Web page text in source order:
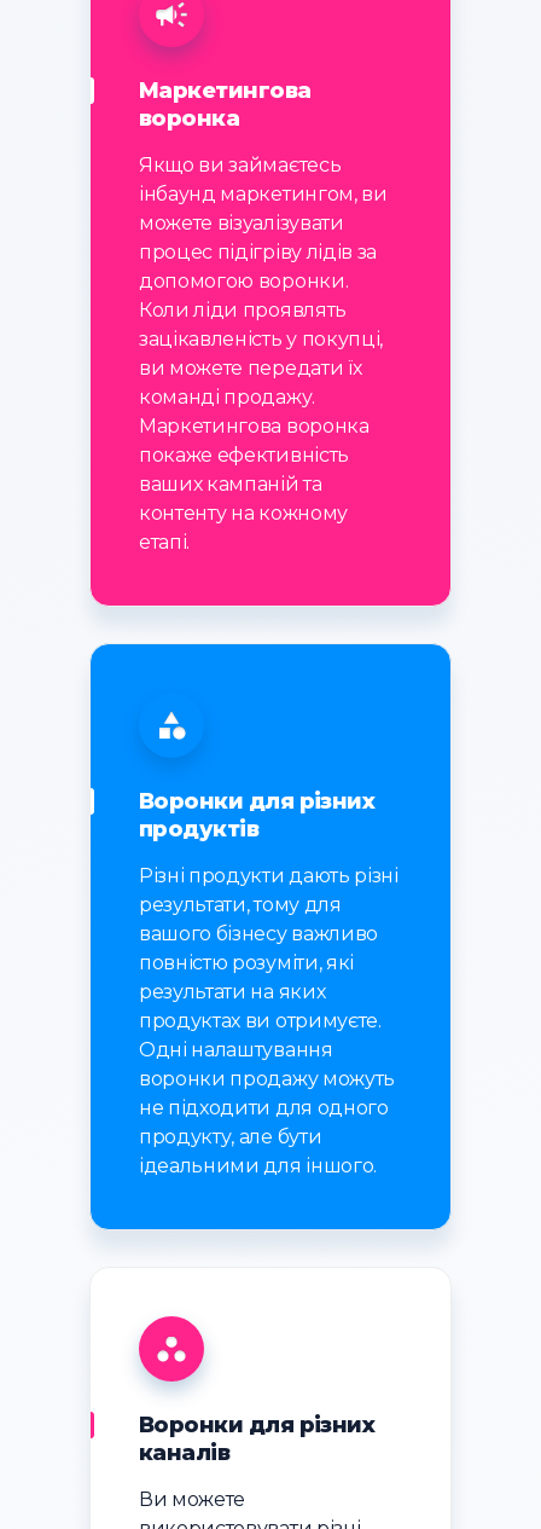
Маркетингова
воронка
Якщо ви займаєтесь
інбаунд маркетингом, ви
можете візуалізувати
процес підігріву лідів за
допомогою воронки.
Коли ліди проявлять
зацікавленість у покупці,
ви можете передати їх
команді продажу.
Маркетингова воронка
покаже ефективність
ваших кампаній та
контенту на кожному
етапі.
Воронки для різних
продуктів
Різні продукти дають різні
результати, тому для
вашого бізнесу важливо
повністю розуміти, які
результати на яких
продуктах ви отримуєте.
Одні налаштування
воронки продажу можуть
не підходити для одного
продукту, але бути
ідеальними для іншого.
Воронки для різних
каналів
Ви можете